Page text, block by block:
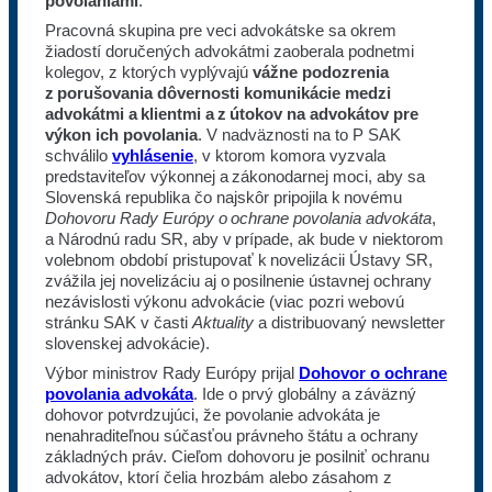
Pracovná skupina pre veci advokátske sa okrem
žiadostí doručených advokátmi zaoberala podnetmi
kolegov, z ktorých vyplývajú vážne podozrenia
z porušovania dôvernosti komunikácie medzi
advokátmi a klientmi a z útokov na advokátov pre
výkon ich povolania. V nadväznosti na to P SAK
schválilo vyhlásenie, v ktorom komora vyzvala
predstaviteľov výkonnej a zákonodarnej moci, aby sa
Slovenská republika čo najskôr pripojila k novému
Dohovoru Rady Európy o ochrane povolania advokáta,
a Národnú radu SR, aby v prípade, ak bude v niektorom
volebnom období pristupovať k novelizácii Ústavy SR,
zvážila jej novelizáciu aj o posilnenie ústavnej ochrany
nezávislosti výkonu advokácie (viac pozri webovú
stránku SAK v časti Aktuality a distribuovaný newsletter
slovenskej advokácie).
Výbor ministrov Rady Európy prijal Dohovor o ochrane
povolania advokáta. Ide o prvý globálny a záväzný
dohovor potvrdzujúci, že povolanie advokáta je
nenahraditeľnou súčasťou právneho štátu a ochrany
základných práv. Cieľom dohovoru je posilniť ochranu
advokátov, ktorí čelia hrozbám alebo zásahom z